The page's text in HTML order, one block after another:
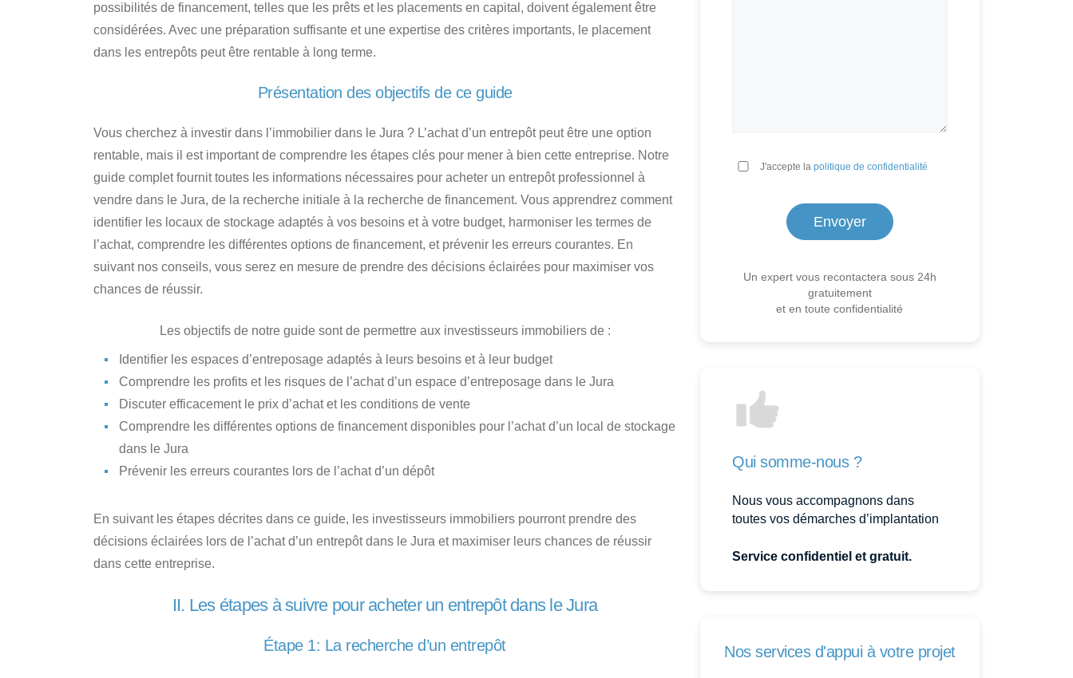
possibilités de financement, telles que les prêts et les placements en capital, doivent également être
considérées. Avec une préparation suffisante et une expertise des critères importants, le placement
dans les entrepôts peut être rentable à long terme.
Présentation des objectifs de ce guide
Vous cherchez à investir dans l’immobilier dans le Jura ? L’achat d’un entrepôt peut être une option
rentable, mais il est important de comprendre les étapes clés pour mener à bien cette entreprise. Notre
guide complet fournit toutes les informations nécessaires pour acheter un entrepôt professionnel à
vendre dans le Jura, de la recherche initiale à la recherche de financement. Vous apprendrez comment
identifier les locaux de stockage adaptés à vos besoins et à votre budget, harmoniser les termes de
l’achat, comprendre les différentes options de financement, et prévenir les erreurs courantes. En
suivant nos conseils, vous serez en mesure de prendre des décisions éclairées pour maximiser vos
chances de réussir.
Les objectifs de notre guide sont de permettre aux investisseurs immobiliers de :
Identifier les espaces d’entreposage adaptés à leurs besoins et à leur budget
Comprendre les profits et les risques de l’achat d’un espace d’entreposage dans le Jura
Discuter efficacement le prix d’achatet les conditions de vente
Comprendre les différentes options de financement disponibles pour l’achat d’un local de stockage
dans le Jura
Prévenir les erreurs courantes lors de l’achatd’un dépôt
En suivant les étapes décrites dans ce guide, les investisseurs immobiliers pourront prendre des
décisions éclairées lors de l’achat d’un entrepôt dans le Jura et maximiser leurs chances de réussir
dans cette entreprise.
II. Les étapes à suivre pour acheter un entrepôt dans le Jura
Étape 1: La recherche d’un entrepôt
J'accepte la politique de confidentialité
Un expert vous recontactera sous 24h
gratuitement
et en toute confidentialité
Qui somme-nous ?
Nous vous accompagnons dans
toutes vos démarches d’implantation
Service confidentiel et gratuit.
Nos services d'appui à votre projet